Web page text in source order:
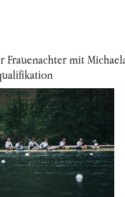
Frauenachter mit